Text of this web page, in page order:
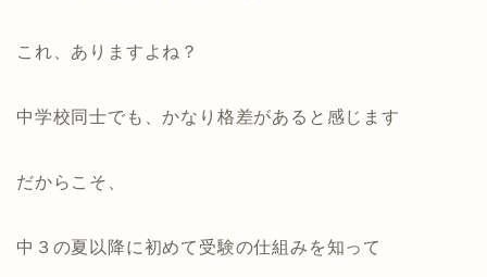
これ、ありますよね？
中学校同士でも、かなり格差があると感じます
だからこそ、
中３の夏以降に初めて受験の仕組みを知って